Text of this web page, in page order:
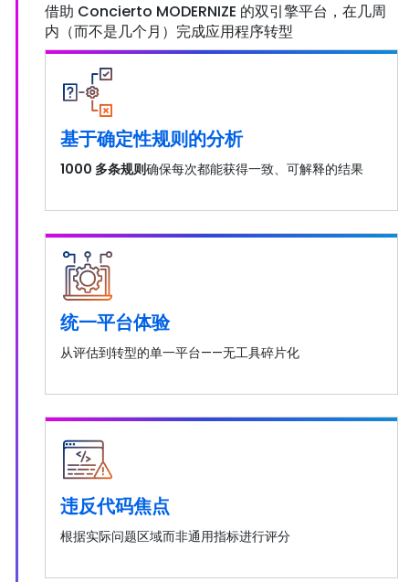
借助 Concierto MODERNIZE 的双引擎平台，在几周
内（而不是几个月）完成应用程序转型
基于确定性规则的分析
1000 多条规则确保每次都能获得一致、可解释的结果
统一平台体验
从评估到转型的单一平台——无工具碎片化
违反代码焦点
根据实际问题区域而非通用指标进行评分